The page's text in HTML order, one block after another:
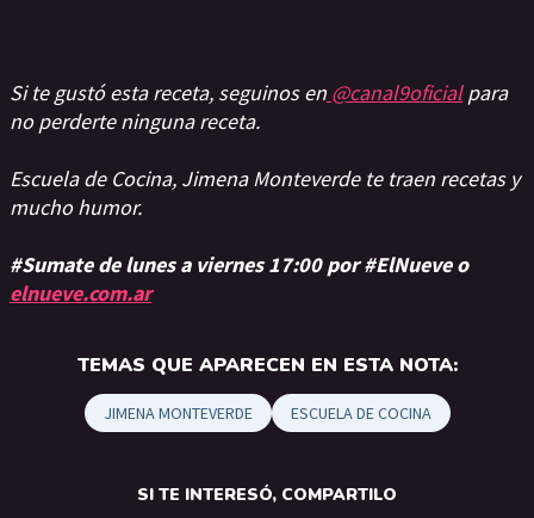
Si te gustó esta receta, seguinos en @canal9oficialpara
no perderte ninguna receta.
Escuela de Cocina, Jimena Monteverde te traen recetas y
mucho humor.
#Sumate de lunes a viernes 17:00 por #ElNueve o
elnueve.com.ar
TEMAS QUE APARECEN EN ESTA NOTA:
JIMENA MONTEVERDE ESCUELA DE COCINA
SI TE INTERESÓ, COMPARTILO